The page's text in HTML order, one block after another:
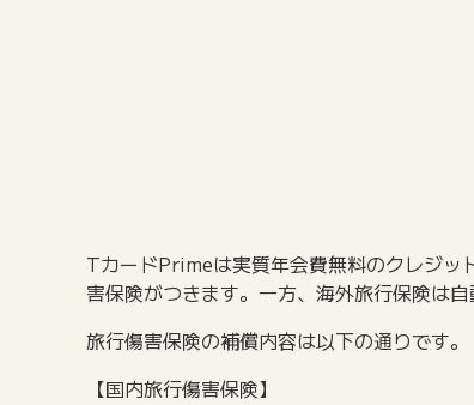
TカードPrimeは実質年会費無料のクレジッ
害保険がつきます。一方、海外旅行保険は
旅行傷害保険の補償内容は以下の通りです。
【国内旅行傷害保険】